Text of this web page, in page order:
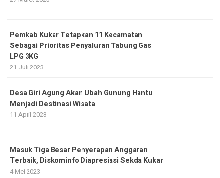
Pemkab Kukar Tetapkan 11 Kecamatan
Sebagai Prioritas Penyaluran Tabung Gas
LPG 3KG
21 Juli 2023
Desa Giri Agung Akan Ubah Gunung Hantu
Menjadi Destinasi Wisata
11 April 2023
Masuk Tiga Besar Penyerapan Anggaran
Terbaik, Diskominfo Diapresiasi Sekda Kukar
4 Mei 2023